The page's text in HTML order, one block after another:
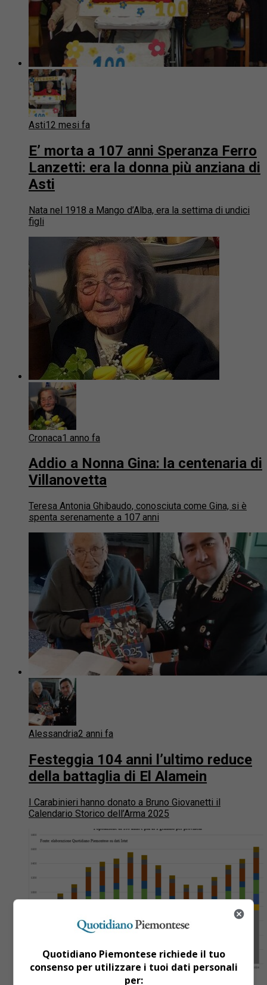
Asti12 mesi fa
E’ morta a 107 anni Speranza Ferro
Lanzetti: era la donna più anziana di
Asti
Nata nel 1918 a Mango d’Alba, era la settima di undici
figli
Cronaca1 anno fa
Addio a Nonna Gina: la centenaria di
Villanovetta
Teresa Antonia Ghibaudo, conosciuta come Gina, si è
spenta serenamente a 107 anni
Alessandria2 anni fa
Festeggia 104 anni l’ultimo reduce
della battaglia di El Alamein
I Carabinieri hanno donato a Bruno Giovanetti il
Calendario Storico dell’Arma 2025
Quotidiano Piemontese richiede il tuo
consenso per utilizzare i tuoi dati personali
per: